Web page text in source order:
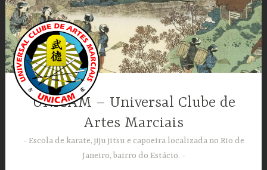
Ir
para
conteúdo
UNICAM – Universal Clube de
Artes Marciais
Escola de karate, jiju jitsu e capoeira localizada no Rio de
Janeiro, bairro do Estácio.